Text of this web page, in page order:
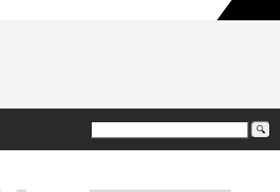
maior campanha humanitária já registrada no país